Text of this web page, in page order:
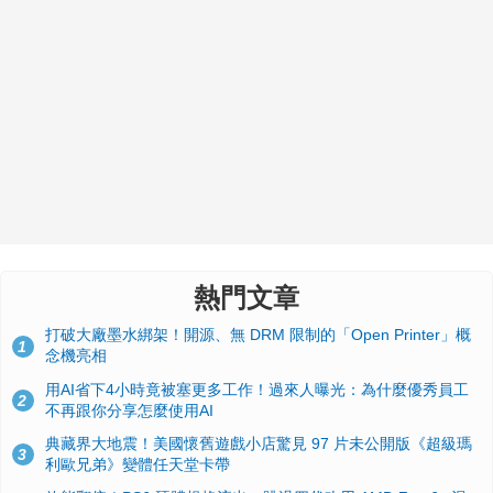
熱門文章
1
打破大廠墨水綁架！開源、無 DRM 限制的「Open Printer」概
念機亮相
2
用AI省下4小時竟被塞更多工作！過來人曝光：為什麼優秀員工
不再跟你分享怎麼使用AI
3
典藏界大地震！美國懷舊遊戲小店驚見 97 片未公開版《超級瑪
利歐兄弟》變體任天堂卡帶